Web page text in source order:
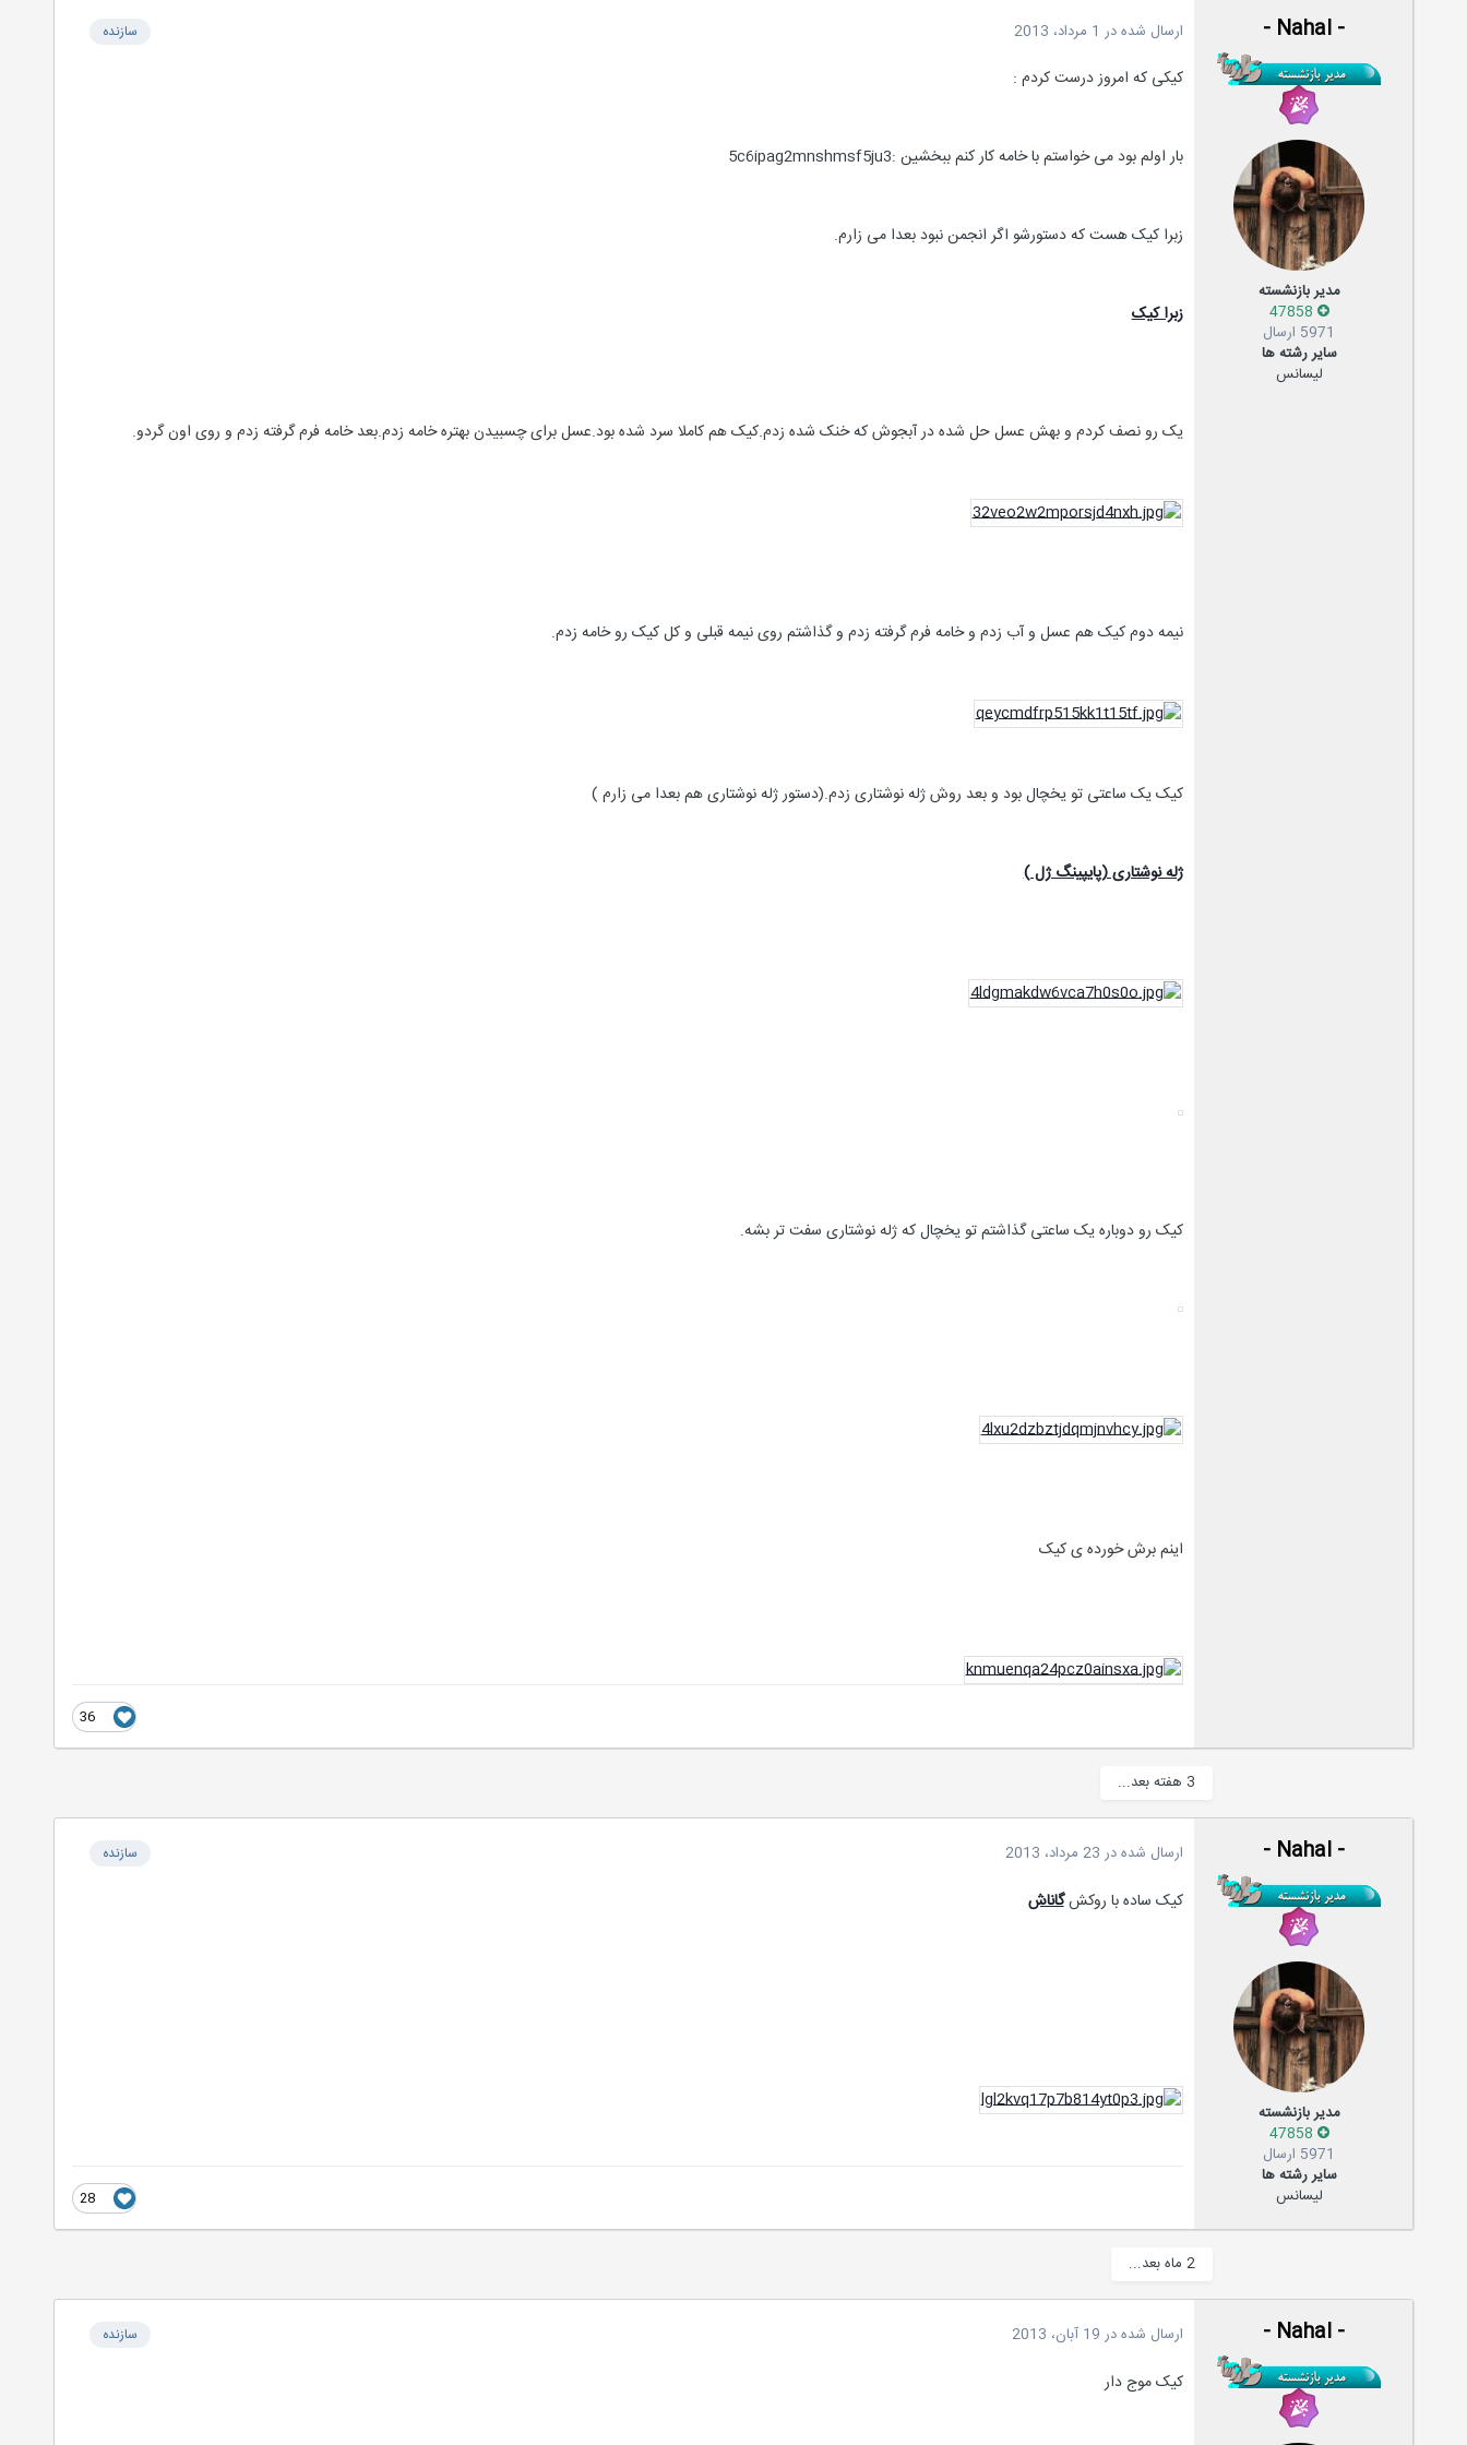
- Nahal -
مدیر بازنشسته
5971 ارسال
سایر رشته ها
لیسانس
سازنده ارسال شده در 1 مرداد، 2013
کیکی که امروز درست کردم :
بار اولم بود می خواستم با خامه کار کنم ببخشین :5c6ipag2mnshmsf5ju3
زبرا کیک هست که دستورشو اگر انجمن نبود بعدا می زارم.
زبرا کیک
یک رو نصف کردم و بهش عسل حل شده در آبجوش که خنک شده زدم.کیک هم کاملا سرد شده بود.عسل برای چسبیدن بهتره خامه زدم.بعد خامه فرم گرفته زدم و روی اون گردو.
نیمه دوم کیک هم عسل و آب زدم و خامه فرم گرفته زدم و گذاشتم روی نیمه قبلی و کل کیک رو خامه زدم.
کیک یک ساعتی تو یخچال بود و بعد روش ژله نوشتاری زدم.(دستور ژله نوشتاری هم بعدا می زارم )
ژله نوشتاری (پايپينگ ژل )
کیک رو دوباره یک ساعتی گذاشتم تو یخچال که ژله نوشتاری سفت تر بشه.
اینم برش خورده ی کیک
36
3 هفته بعد...
- Nahal -
مدیر بازنشسته
47858
5971 ارسال
سایر رشته ها
لیسانس
سازنده ارسال شده در 23 مرداد، 2013
کیک ساده با روکشگاناش
28
2 ماه بعد...
- Nahal - سازنده ارسال شده در 19 آبان، 2013
کیک موج دار